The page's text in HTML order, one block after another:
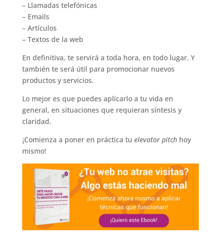
– Llamadas telefónicas
– Emails
– Artículos
– Textos de la web
En definitiva, te servirá a toda hora, en todo lugar. Y
también te será útil para promocionar nuevos
productos y servicios.
Lo mejor es que puedes aplicarlo a tu vida en
general, en situaciones que requieran síntesis y
claridad.
¡Comienza a poner en práctica tu elevator pitchhoy
mismo!